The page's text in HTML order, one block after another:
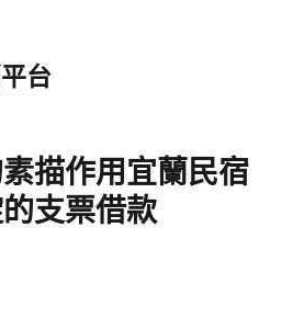
台
描作用宜蘭民宿
支票借款